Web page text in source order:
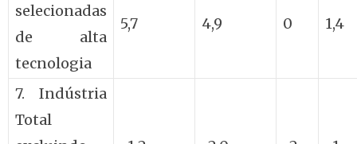
selecionadas
de alta
tecnologia
5,7 4,9 0 1,4
7. Indústria
Total